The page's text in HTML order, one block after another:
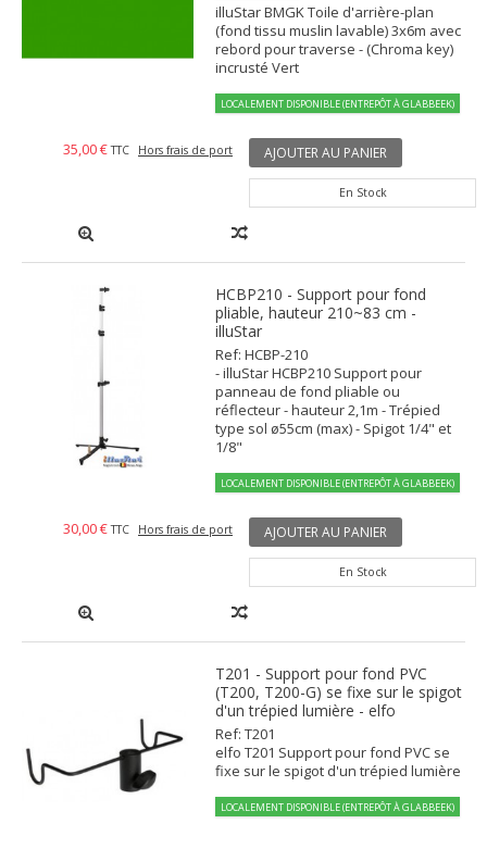
illuStar BMGK Toile d'arrière-plan
(fond tissu muslin lavable) 3x6m avec
rebord pour traverse - (Chroma key)
incrusté Vert
LOCALEMENT DISPONIBLE (ENTREPÔT À GLABBEEK)
35,00 € TTC Hors frais de port AJOUTER AU PANIER
En Stock
HCBP210 - Support pour fond
pliable, hauteur 210~83 cm -
illuStar
Ref: HCBP-210
- illuStar HCBP210 Support pour
panneau de fond pliable ou
réflecteur - hauteur 2,1m - Trépied
type sol ø55cm (max) - Spigot 1/4" et
1/8"
LOCALEMENT DISPONIBLE (ENTREPÔT À GLABBEEK)
30,00 € TTC Hors frais de port AJOUTER AU PANIER
En Stock
T201 - Support pour fond PVC
(T200, T200-G) se fixe sur le spigot
d'un trépied lumière - elfo
Ref: T201
elfo T201 Support pour fond PVC se
fixe sur le spigot d'un trépied lumière
LOCALEMENT DISPONIBLE (ENTREPÔT À GLABBEEK)